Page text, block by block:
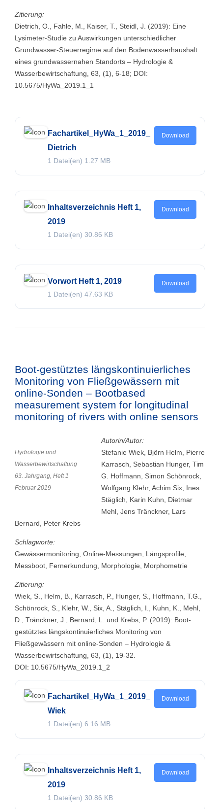
Zitierung:
Dietrich, O., Fahle, M., Kaiser, T., Steidl, J. (2019): Eine
Lysimeter-Studie zu Auswirkungen unterschiedlicher
Grundwasser-Steuerregime auf den Bodenwasserhaushalt
eines grundwassernahen Standorts – Hydrologie &
Wasserbewirtschaftung, 63, (1), 6-18; DOI:
10.5675/HyWa_2019.1_1
Fachartikel_HyWa_1_2019_
Dietrich
1 Datei(en) 1.27 MB
Download
Inhaltsverzeichnis Heft 1,
2019
1 Datei(en) 30.86 KB
Download
Vorwort Heft 1, 2019
1 Datei(en) 47.63 KB
Download
Boot-gestütztes längskontinuierliches
Monitoring von Fließgewässern mit
online-Sonden – Bootbased
measurement system for longitudinal
monitoring of rivers with online sensors
Hydrologie und
Wasserbewirtschaftung
63. Jahrgang, Heft 1
Februar 2019
Autorin/Autor:
Stefanie Wiek, Björn Helm, Pierre
Karrasch, Sebastian Hunger, Tim
G. Hoffmann, Simon Schönrock,
Wolfgang Klehr, Achim Six, Ines
Stäglich, Karin Kuhn, Dietmar
Mehl, Jens Tränckner, Lars
Bernard, Peter Krebs
Schlagworte:
Gewässermonitoring, Online-Messungen, Längsprofile,
Messboot, Fernerkundung, Morphologie, Morphometrie
Zitierung:
Wiek, S., Helm, B., Karrasch, P., Hunger, S., Hoffmann, T.G.,
Schönrock, S., Klehr, W., Six, A., Stäglich, I., Kuhn, K., Mehl,
D., Tränckner, J., Bernard, L. und Krebs, P. (2019): Boot-
gestütztes längskontinuierliches Monitoring von
Fließgewässern mit online-Sonden – Hydrologie &
Wasserbewirtschaftung, 63, (1), 19-32.
DOI: 10.5675/HyWa_2019.1_2
Fachartikel_HyWa_1_2019_
Wiek
1 Datei(en) 6.16 MB
Download
Inhaltsverzeichnis Heft 1,
2019
1 Datei(en) 30.86 KB
Download